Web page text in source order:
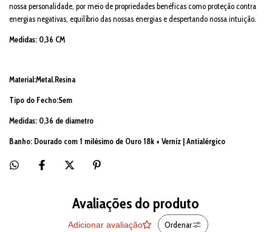
nossa personalidade, por meio de propriedades benéficas como proteção contra
energias negativas, equilíbrio das nossas energias e despertando nossa intuição.
Medidas: 0,36 CM
Material:Metal.Resina
Tipo do Fecho:Sem
Medidas: 0,36 de diametro
Banho: Dourado com 1 milésimo de Ouro 18k + Verniz | Antialérgico
Avaliações do produto
Adicionar avaliação Ordenar